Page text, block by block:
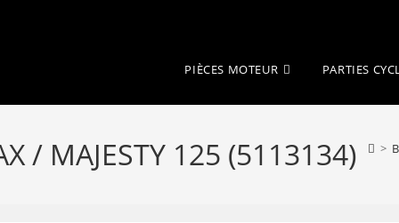
PIÈCES MOTEUR PARTIES
/ MAJESTY 125 (5113134) >